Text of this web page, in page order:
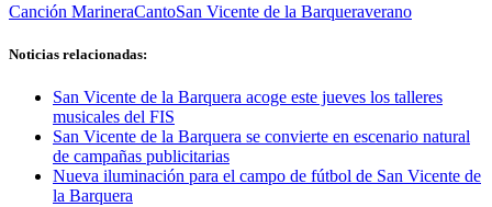
Canción MarineraCantoSan Vicente de la Barqueraverano
Noticias relacionadas:
San Vicente de la Barquera acoge este jueves los talleres
musicales del FIS
San Vicente de la Barquera se convierte en escenario natural
de campañas publicitarias
Nueva iluminación para el campo de fútbol de San Vicente de
la Barquera